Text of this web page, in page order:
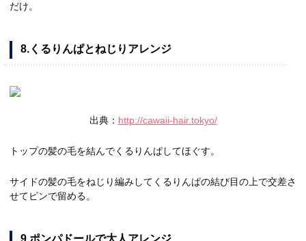
だけ。
8.くるりんぱとねじりアレンジ
出典： http://cawaii-hair.tokyo/
トップの髪の毛を結んでくるりんぱしてほぐす。
サイドの髪の毛をねじり編みしてくるりんぱの結び目の上で交差さ
せてピンで留める。